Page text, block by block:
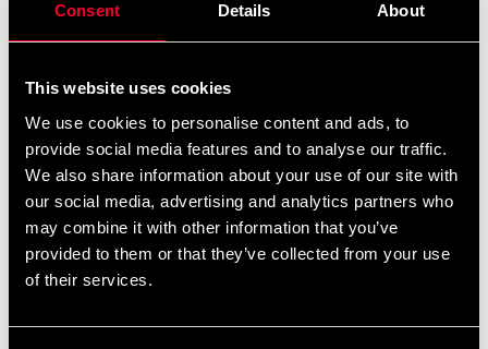
Consent Details About
This website uses cookies
We use cookies to personalise content and ads, to
provide social media features and to analyse our traffic.
We also share information about your use of our site with
our social media, advertising and analytics partners who
may combine it with other information that you’ve
provided to them or that they’ve collected from your use
of their services.
remove add
Produktinformation
Motionscykel med indbygget TV og justerbar
sadelbarring de er vandrette og lodrette. Displayet kan